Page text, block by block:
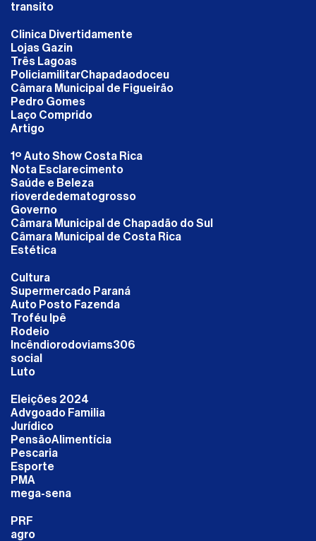
transito
Clinica Divertidamente
Lojas Gazin
Três Lagoas
PoliciamilitarChapadaodoceu
Câmara Municipal de Figueirão
Pedro Gomes
Laço Comprido
Artigo
1º Auto Show Costa Rica
Nota Esclarecimento
Saúde e Beleza
rioverdedematogrosso
Governo
Câmara Municipal de Chapadão do Sul
Câmara Municipal de Costa Rica
Estética
Cultura
Supermercado Paraná
Auto Posto Fazenda
Troféu Ipê
Rodeio
Incêndiorodoviams306
social
Luto
Eleições 2024
Advgoado Familia
Jurídico
PensãoAlimentícia
Pescaria
Esporte
PMA
mega-sena
PRF
agro